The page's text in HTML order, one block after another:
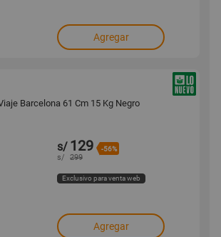
Agregar
Barcelona 61 Cm 15 Kg Negro
s/ 129 -56%
s/ 299
Exclusivo para venta web
Agregar